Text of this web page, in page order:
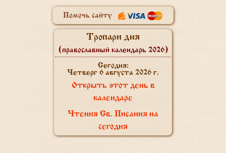
Помочь сайту
Тропари дня
(православный календарь 2026)
Сегодня:
Четверг 6 августа 2026 г.
Открыть этот день в
календаре
Чтения Св. Писания на
сегодня